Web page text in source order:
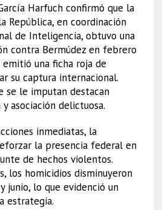
Harfuch confirmó que la
República, en coordinación
de Inteligencia, obtuvo una
contra Bermúdez en febrero
emitió una ficha roja de
su captura internacional.
se le imputan destacan
asociación delictuosa.
inmediatas, la
la presencia federal en
de hechos violentos.
los homicidios disminuyeron
junio, lo que evidenció un
estrategia.